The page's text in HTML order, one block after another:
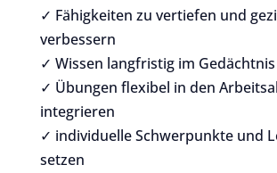
✓ Fähigkeiten zu vertiefen und
verbessern
✓ Wissen langfristig im
✓ Übungen flexibel in den
integrieren
✓ individuelle Schwerpunkte und
setzen